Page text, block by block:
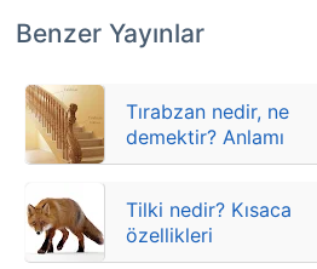
Benzer Yayınlar
Tırabzan nedir, ne
demektir? Anlamı
Tilki nedir? Kısaca
özellikleri